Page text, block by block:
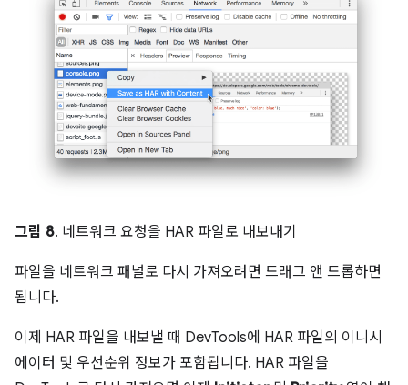
그림 8. 네트워크 요청을 HAR 파일로 내보내기
파일을 네트워크 패널로 다시 가져오려면 드래그 앤 드롭하면
됩니다.
이제 HAR 파일을 내보낼 때 DevTools에 HAR 파일의 이니시
에이터 및 우선순위 정보가 포함됩니다. HAR 파일을